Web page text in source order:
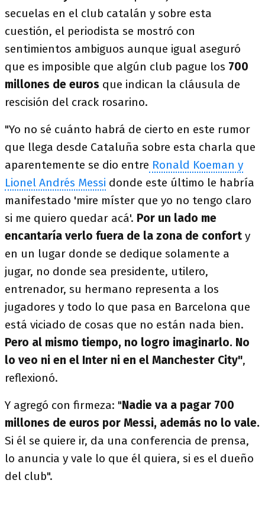
secuelas en el club catalán y sobre esta
cuestión, el periodista se mostró con
sentimientos ambiguos aunque igual aseguró
que es imposible que algún club pague los 700
millones de euros que indican la cláusula de
rescisión del crack rosarino.
"Yo no sé cuánto habrá de cierto en este rumor
que llega desde Cataluña sobre esta charla que
aparentemente se dio entre Ronald Koeman y
Lionel Andrés Messi donde este último le habría
manifestado 'mire míster que yo no tengo claro
si me quiero quedar acá'. Por un lado me
encantaría verlo fuera de la zona de confort y
en un lugar donde se dedique solamente a
jugar, no donde sea presidente, utilero,
entrenador, su hermano representa a los
jugadores y todo lo que pasa en Barcelona que
está viciado de cosas que no están nada bien.
Pero al mismo tiempo, no logro imaginarlo. No
lo veo ni en el Inter ni en el Manchester City",
reflexionó.
Y agregó con firmeza: "Nadie va a pagar 700
millones de euros por Messi, además no lo vale.
Si él se quiere ir, da una conferencia de prensa,
lo anuncia y vale lo que él quiera, si es el dueño
del club".